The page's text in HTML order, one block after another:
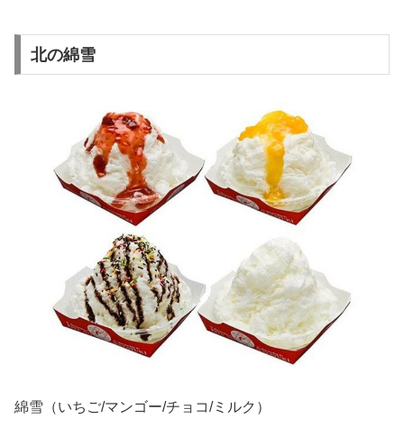
北の綿雪
綿雪（いちご/マンゴー/チョコ/ミルク）